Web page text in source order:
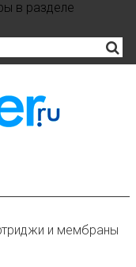
в разделе
и мембраны